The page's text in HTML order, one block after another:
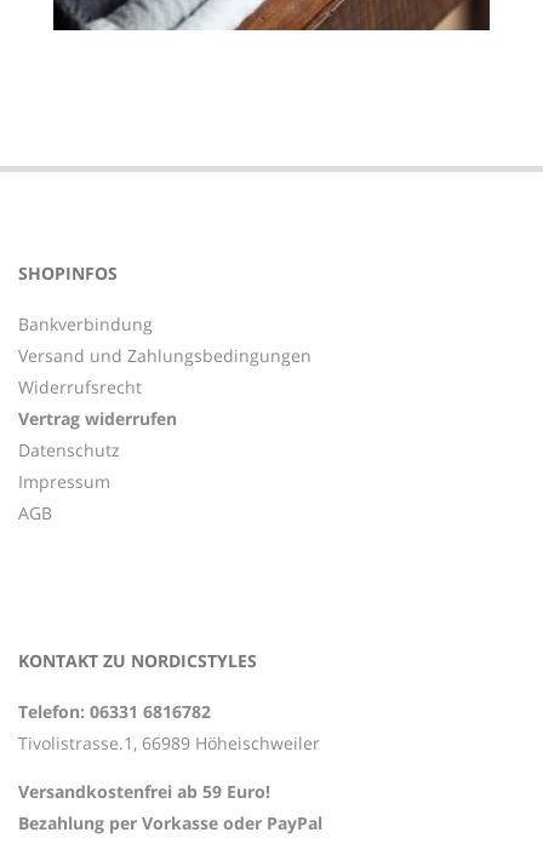
10-
SHOPINFOS
Bankverbindung
Versand und Zahlungsbedingungen
Widerrufsrecht
Vertrag widerrufen
Datenschutz
Impressum
AGB
KONTAKT ZU NORDICSTYLES
Telefon: 06331 6816782
Tivolistrasse.1, 66989 Höheischweiler
Versandkostenfrei ab 59 Euro!
Bezahlung per Vorkasse oder PayPal